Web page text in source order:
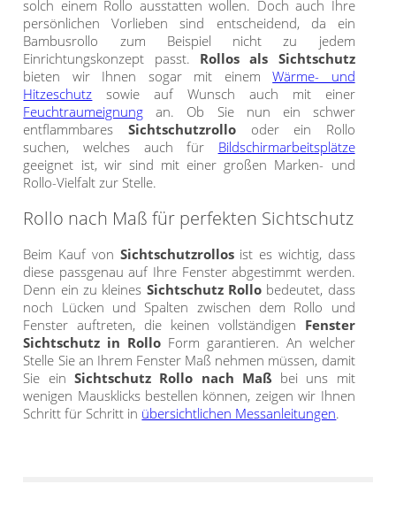
solch einem Rollo ausstatten wollen. Doch auch Ihre
persönlichen Vorlieben sind entscheidend, da ein
Bambusrollo zum Beispiel nicht zu jedem
Einrichtungskonzept passt. Rollos als Sichtschutz
bieten wir Ihnen sogar mit einemWärme- und
Hitzeschutz sowie auf Wunsch auch mit einer
Feuchtraumeignung an. Ob Sie nun ein schwer
entflammbares Sichtschutzrollooder ein Rollo
suchen, welches auch für Bildschirmarbeitsplätze
geeignet ist, wir sind mit einer großen Marken- und
Rollo-Vielfalt zur Stelle.
Rollo nach Maß für perfekten Sichtschutz
Beim Kauf von Sichtschutzrollosist es wichtig, dass
diese passgenau auf Ihre Fenster abgestimmt werden.
Denn ein zu kleines Sichtschutz Rollobedeutet, dass
noch Lücken und Spalten zwischen dem Rollo und
Fenster auftreten, die keinen vollständigen Fenster
Sichtschutz in Rollo Form garantieren. An welcher
Stelle Sie an Ihrem Fenster Maß nehmen müssen, damit
Sie ein Sichtschutz Rollo nach Maß bei uns mit
wenigen Mausklicks bestellen können, zeigen wir Ihnen
Schritt für Schritt in übersichtlichen Messanleitungen.